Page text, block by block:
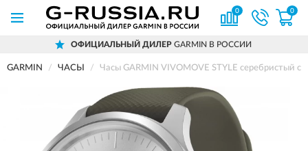
0 0
ОФИЦИАЛЬНЫЙ ДИЛЕРGARMIN В РОССИИ
GARMIN ЧАСЫ Часы GARMIN VIVOMOVE STYLE серебристый